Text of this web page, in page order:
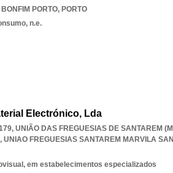
BONFIM PORTO, PORTO
n.e.
Electrónico, Lda
UNIÃO DAS FREGUESIAS DE SANTAREM
, UNIAO FREGUESIAS SANTAREM MARVILA
em estabelecimentos especializados